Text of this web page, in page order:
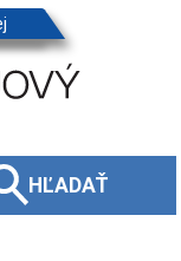
HĽADAŤ